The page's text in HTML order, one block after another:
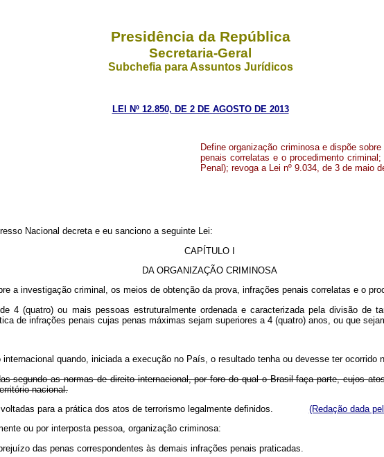
Presidência da República
Secretaria-Geral
Subchefia para Assuntos Jurídicos
LEI Nº 12.850, DE 2 DE AGOSTO DE 2013
Define organização criminosa e dispõe
penais correlatas e o procedimento
Penal); revoga a Lei nº 9.034, de 3 de maio
Nacional decreta e eu sanciono a seguinte Lei:
CAPÍTULO I
DA ORGANIZAÇÃO CRIMINOSA
a investigação criminal, os meios de obtenção da prova, infrações penais correlatas e o
4 (quatro) ou mais pessoas estruturalmente ordenada e caracterizada pela divisão de
de infrações penais cujas penas máximas sejam superiores a 4 (quatro) anos, ou que
quando, iniciada a execução no País, o resultado tenha ou devesse ter ocorrido
segundo as normas de direito internacional, por foro do qual o Brasil faça parte, cujos
nacional.
voltadas para a prática dos atos de terrorismo legalmente definidos. (Redação dada
ou por interposta pessoa, organização criminosa:
das penas correspondentes às demais infrações penais praticadas.